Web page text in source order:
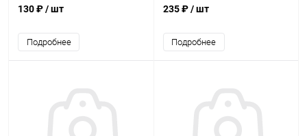
130 ₽/ шт
Подробнее
235 ₽/ шт
Подробнее